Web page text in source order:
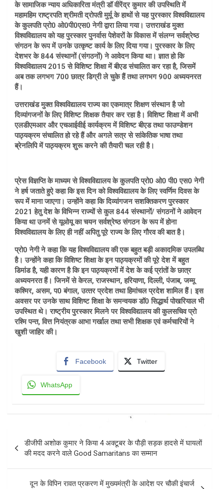
के सामाजिक न्याय अधिकारिता मंत्री डॉ वीरेंद्र कुमार की उपस्थिति में
महामहिम राष्‍ट्रपति श्रीमती द्रोपती मुर्मू के हाथों से यह पुरस्‍कार विश्‍वविद्यालय
के कुलपति प्रो0 ओ0पी0एस0 नेगी द्वारा लिया गया। उत्तराखंड मुक्‍त
विश्‍वविद्यालय को यह पुरस्‍कार पुनर्वास पेशेवरों के विकास में संलग्‍न सर्वश्रेष्‍ठ
संगठन के रूप में उनके उत्‍कृष्‍ट कार्य के लिए दिया गया। पुरस्‍कार के लिए
देशभर के 844 संस्‍थानों (संगठनों) ने आवेदन किया था। ज्ञात हो कि
विश्‍वविद्यालय 2015 से विशिष्‍ट शिक्षा में बीएड संचालित कर रहा है, जिसमें
अब तक लगभग 700 छात्र डिग्री ले चुके हैं तथा लगभग 900 अध्‍ययनरत
हैं।
उत्तराखंड मुक्‍त विश्‍वविद्यालय राज्‍य का एकमात्र शिक्षण संस्‍थान है जो
दिव्‍यांगजनों के लिए विशिष्‍ट शिक्षक तैयार कर रहा है। विशिष्‍ट शिक्षा में अभी
एलडीएमआर और एचआईवीई कार्यक्रम में विशिष्‍ट बीएड तथा फाउण्‍डेशन
पाठ्यक्रम संचालित हो रहे हैं और अगले सत्र से सांकेतिक भाषा तथा
ब्रेनलिपि में पाठ्यक्रम शुरू करने की तैयारी चल रही है।
प्रेस विज्ञप्ति के माध्‍यम से विश्‍वविद्यालय के कुलपति प्रो0 ओ0 पी0 एस0 नेगी
ने हर्ष जताते हुऐ कहा कि इस दिन को विश्‍वविद्यालय के लिए स्‍वर्णिम दिवस के
रूप में माना जाएगा। उन्‍होंने कहा कि दिव्‍यांगजन सशक्तिकरण पुरस्‍कार
2021 हेतु देश के विभिन्‍न राज्‍यों से कुल 844 संस्‍थानों/ संगठनों ने आवेदन
किया था उनमें से यूओयू का चयन सर्वश्रेष्‍ठ संगठन के रूप में होना
विश्‍वविद्यालय के लिए ही नहीं अपितु पूरे राज्‍य के लिए गौरव की बात है।
प्रो0 नेगी ने कहा कि यह विश्‍वविद्यालय की एक बहुत बड़ी अकादमिक उपलब्धि
है। उन्‍होंने कहा कि विशिष्‍ट शिक्षा के इन पाठ्यक्रमों की पूरे देश में बहुत
डिमांड है, यही कारण है कि इन पाठ्यक्रमों में देश के कई प्रांतों के छात्र
अध्‍ययनरत हैं। जिनमें से केरल, राजस्‍थान, हरियाणा, दिल्‍ली, पंजाब, जम्‍मू
कश्मिर, असम, प0 बंगाल, उत्‍तर प्रदेश तथा हिमांचल प्रदेश शामिल हैं। इस
अवसर पर उनके साथ विशिष्‍ट शिक्षा के समन्‍वयक डॉ0 सिद्धार्थ पोखरियाल भी
उपस्थित थे। राष्‍ट्रीय पुरस्‍कार मिलने पर विश्‍वविद्यालय की कुलसचिव प्रो
रश्मि पन्त, वित्त नियंत्रक आभा गर्खाल तथा सभी शिक्षक एवं कर्मचारियों ने
खुशी जाहिर की।
Facebook Twitter
WhatsApp
Post
navigation
डीजीपी अशोक कुमार ने किया 4 अक्टूबर के पौड़ी सड़क हादसे में घायलों
की मदद करने वाले Good Samaritans का सम्मान
दून के विपिन रावत प्रकरण में मुख्यमंत्री के आदेश पर चौकी इंचार्ज